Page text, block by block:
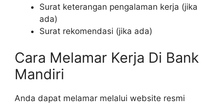
Surat keterangan pengalaman kerja (jika
ada)
Surat rekomendasi (jika ada)
Cara Melamar Kerja Di Bank
Mandiri
Anda dapat melamar melalui website resmi